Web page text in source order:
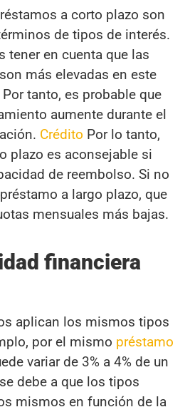
a corto plazo son
de tipos de interés.
tener en cuenta que las
más elevadas en este
tanto, es probable que
aumente durante el
Crédito Por lo tanto,
plazo es aconsejable si
de reembolso. Si no
a largo plazo, que
mensuales más bajas.
financiera
aplican los mismos tipos
por el mismo préstamo
variar de 3% a 4% de un
debe a que los tipos
mismos en función de la